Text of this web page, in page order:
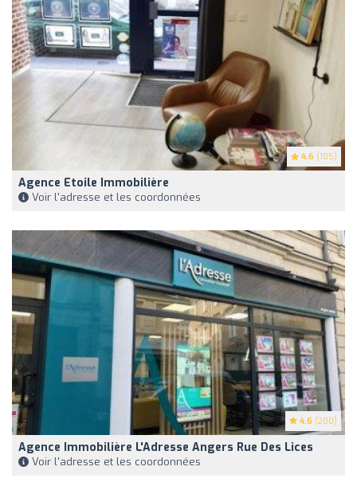
4.6 (105)
Agence Etoile Immobilière
Voir l'adresse et les coordonnées
4.6 (200)
Agence Immobilière L'Adresse Angers Rue Des Lices
Voir l'adresse et les coordonnées